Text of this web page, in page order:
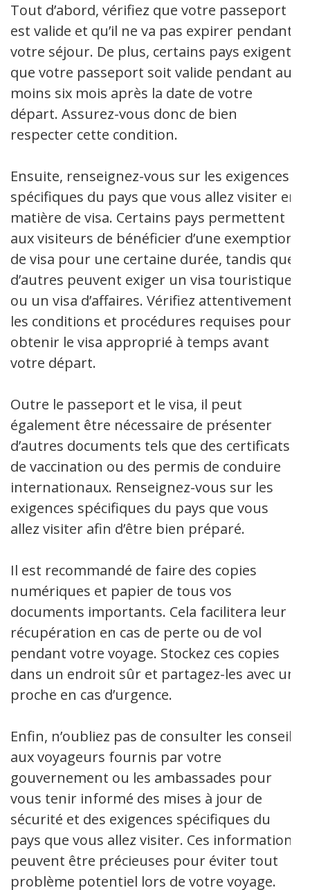
Tout d’abord, vérifiez que votre passeport
est valide et qu’il ne va pas expirer pendant
votre séjour. De plus, certains pays exigent
que votre passeport soit valide pendant au
moins six mois après la date de votre
départ. Assurez-vous donc de bien
respecter cette condition.
Ensuite, renseignez-vous sur les exigences
spécifiques du pays que vous allez visiter en
matière de visa. Certains pays permettent
aux visiteurs de bénéficier d’une exemption
de visa pour une certaine durée, tandis que
d’autres peuvent exiger un visa touristique
ou un visa d’affaires. Vérifiez attentivement
les conditions et procédures requises pour
obtenir le visa approprié à temps avant
votre départ.
Outre le passeport et le visa, il peut
également être nécessaire de présenter
d’autres documents tels que des certificats
de vaccination ou des permis de conduire
internationaux. Renseignez-vous sur les
exigences spécifiques du pays que vous
allez visiter afin d’être bien préparé.
Il est recommandé de faire des copies
numériques et papier de tous vos
documents importants. Cela facilitera leur
récupération en cas de perte ou de vol
pendant votre voyage. Stockez ces copies
dans un endroit sûr et partagez-les avec un
proche en cas d’urgence.
Enfin, n’oubliez pas de consulter les conseils
aux voyageurs fournis par votre
gouvernement ou les ambassades pour
vous tenir informé des mises à jour de
sécurité et des exigences spécifiques du
pays que vous allez visiter. Ces informations
peuvent être précieuses pour éviter tout
problème potentiel lors de votre voyage.